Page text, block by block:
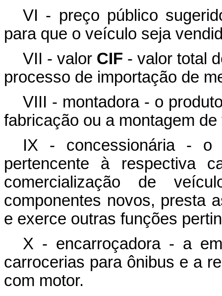
VI - preço público
para que o veículo seja
VII - valor CIF - valor total
processo de importação de
VIII - montadora - o
fabricação ou a montagem
IX - concessionária - o
pertencente à respectiva
comercialização de
componentes novos, presta
e exerce outras funções
X - encarroçadora - a
carrocerias para ônibus e a
com motor.